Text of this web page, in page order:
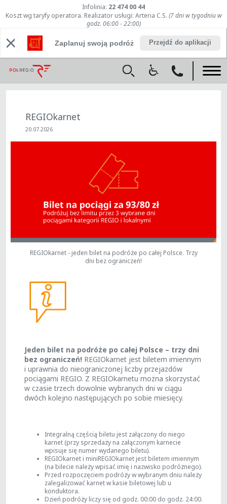
Infolinia: 22 474 00 44
Koszt wg taryfy operatora. Realizator usługi: Arteria C.S. (7 dni w tygodniu w
godz. 06:00 - 22:00)
Zaplanuj swoją podróż Przejdź do aplikacji
REGIOkarnet
20.07.2026
REGIOkarnet - jeden bilet na podróże po całej Polsce. Trzy
dni bez ograniczeń!
Jeden bilet na podróże po całej Polsce – trzy dni
bez ograniczeń! REGIOkarnet jest biletem imiennym
i uprawnia do nieograniczonej liczby przejazdów
pociągami REGIO. Z REGIOkarnetu można skorzystać
w czasie trzech dowolnie wybranych dni w ciągu
dwóch kolejno następujących po sobie miesięcy.
Integralną częścią biletu jest załączony do niego
karnet (przy sprzedaży na załączonym karnecie
wpisuje się numer wydanego biletu).
REGIOkarnet i miniREGIOkarnet jest biletem imiennym
(na bilecie należy wpisać imię i nazwisko podróżnego).
Przed rozpoczęciem podróży w wybranym dniu należy
zalegalizować karnet w kasie biletowej lub u
konduktora.
Dzień podróży liczy się od godz. 00:00 do godz. 24:00.